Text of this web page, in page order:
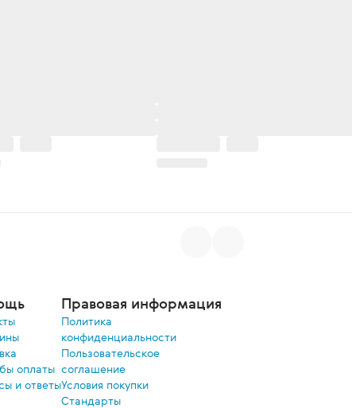
оплаты
и ответы
Правовая информация
Политика
конфиденциальности
Пользовательское
соглашение
Условия покупки
Стандарты